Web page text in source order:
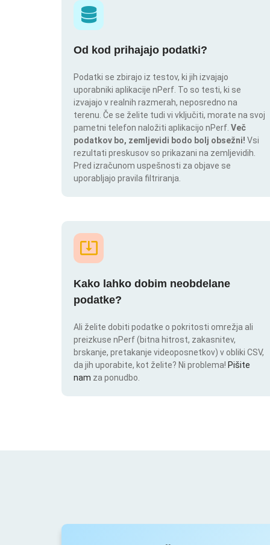
Od kod prihajajo podatki?
Podatki se zbirajo iz testov, ki jih izvajajo
uporabniki aplikacije nPerf. To so testi, ki se
izvajajo v realnih razmerah, neposredno na
terenu. Če se želite tudi vi vključiti, morate na svoj
pametni telefon naložiti aplikacijo nPerf. Več
podatkov bo, zemljevidi bodo bolj obsežni! Vsi
rezultati preskusov so prikazani na zemljevidih.
Pred izračunom uspešnosti za objave se
uporabljajo pravila filtriranja.
Kako lahko dobim neobdelane
podatke?
Ali želite dobiti podatke o pokritosti omrežja ali
preizkuse nPerf (bitna hitrost, zakasnitev,
brskanje, pretakanje videoposnetkov) v obliki CSV,
da jih uporabite, kot želite? Ni problema! Pišite
nam za ponudbo.